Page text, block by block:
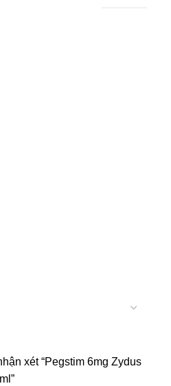
xét “Pegstim 6mg Zydus